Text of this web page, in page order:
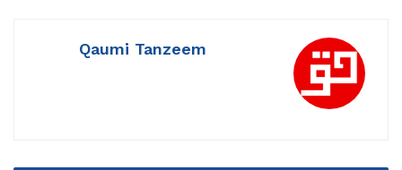
Qaumi Tanzeem